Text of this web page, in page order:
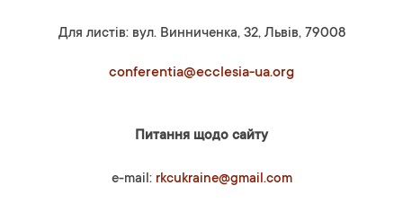
Для листів: вул. Винниченка, 32, Львів, 79008
conferentia@ecclesia-ua.org
Питання щодо сайту
e-mail: rkcukraine@gmail.com